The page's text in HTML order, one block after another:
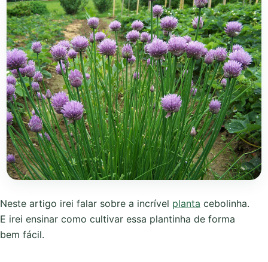
Neste artigo irei falar sobre a incrível planta cebolinha.
E irei ensinar como cultivar essa plantinha de forma
bem fácil.